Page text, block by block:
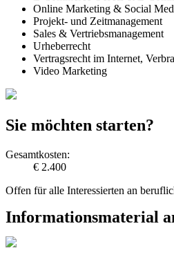
Online Marketing & Social
Projekt- und Zeitmanagement
Sales & Vertriebsmanagement
Urheberrecht
Vertragsrecht im Internet,
Video Marketing
Sie möchten starten?
Gesamtkosten:
€ 2.400
Offen für alle Interessierten an
Informationsmaterial